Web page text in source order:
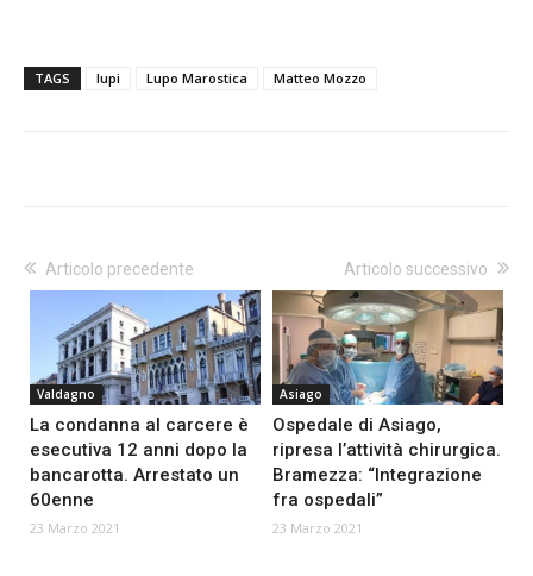
TAGS lupi Lupo Marostica Matteo Mozzo
Articolo precedente
Valdagno
La condanna al carcere è
esecutiva 12 anni dopo la
bancarotta. Arrestato un
60enne
23 Marzo 2021
Articolo successivo
Asiago
Ospedale di Asiago,
ripresa l’attività chirurgica.
Bramezza: “Integrazione
fra ospedali”
23 Marzo 2021